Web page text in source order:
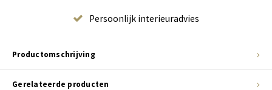
Complete wooninrichting
Productomschrijving
Gerelateerde producten